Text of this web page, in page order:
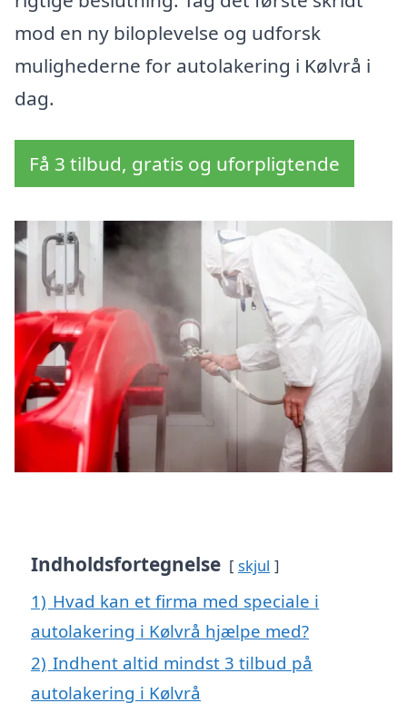
mod en ny biloplevelse og udforsk
mulighederne for autolakering i Kølvrå i
dag.
Få 3 tilbud, gratis og uforpligtende
Indholdsfortegnelse skjul
1) Hvad kan et firma med speciale i
autolakering i Kølvrå hjælpe med?
2) Indhent altid mindst 3 tilbud på
autolakering i Kølvrå